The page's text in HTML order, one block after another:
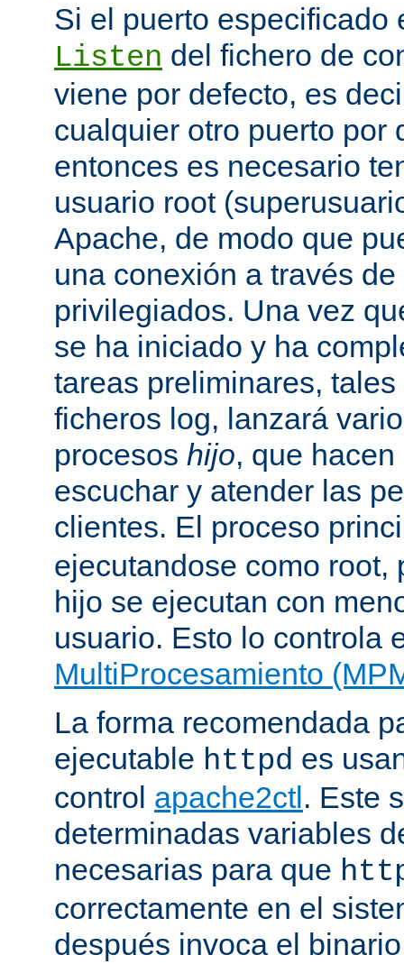
Si el puerto especificado
Listen del fichero de
viene por defecto, es
cualquier otro puerto por
entonces es necesario
usuario root
Apache, de modo que
una conexión a través
privilegiados. Una vez
se ha iniciado y ha
tareas preliminares,
ficheros log, lanzará
procesos hijo, que
escuchar y atender las
clientes. El proceso
ejecutandose como root,
hijo se ejecutan con
usuario. Esto lo controla
MultiProcesamiento
La forma recomendada
ejecutable httpd es
control apache2ctl. Este
determinadas variables
necesarias para que
correctamente en el
después invoca el